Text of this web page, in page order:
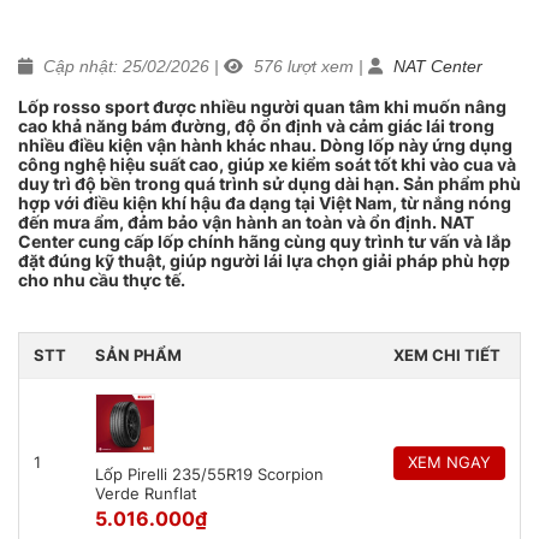
Cập nhật: 25/02/2026 | 576 lượt xem | NAT Center
Lốp rosso sport được nhiều người quan tâm khi muốn nâng
cao khả năng bám đường, độ ổn định và cảm giác lái trong
nhiều điều kiện vận hành khác nhau. Dòng lốp này ứng dụng
công nghệ hiệu suất cao, giúp xe kiểm soát tốt khi vào cua và
duy trì độ bền trong quá trình sử dụng dài hạn. Sản phẩm phù
hợp với điều kiện khí hậu đa dạng tại Việt Nam, từ nắng nóng
đến mưa ẩm, đảm bảo vận hành an toàn và ổn định. NAT
Center cung cấp lốp chính hãng cùng quy trình tư vấn và lắp
đặt đúng kỹ thuật, giúp người lái lựa chọn giải pháp phù hợp
cho nhu cầu thực tế.
STT SẢN PHẨM XEM CHI TIẾT
1
Lốp Pirelli 235/55R19 Scorpion
Verde Runflat
5.016.000₫
XEM NGAY